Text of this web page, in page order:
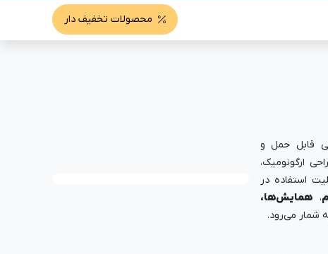
محصولات تخفیف دار
قابل حمل و
که با طراحی ارگونومیک،
استفاده در
،همایش‌ها،
شمار می‌رود.